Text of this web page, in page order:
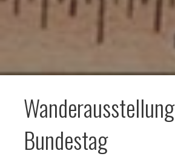
Wanderausstellung
Bundestag